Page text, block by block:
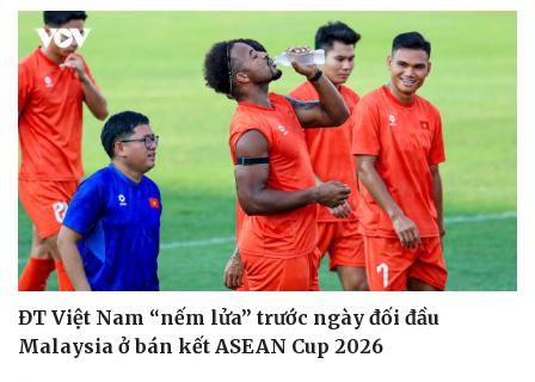
ĐT Việt Nam “nếm lửa” trước ngày đối đầu
Malaysia ở bán kết ASEAN Cup 2026